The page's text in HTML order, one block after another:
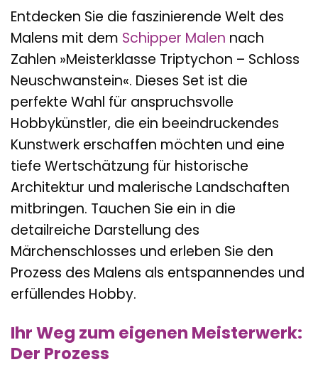
Entdecken Sie die faszinierende Welt des
Malens mit dem Schipper Malen nach
Zahlen »Meisterklasse Triptychon – Schloss
Neuschwanstein«. Dieses Set ist die
perfekte Wahl für anspruchsvolle
Hobbykünstler, die ein beeindruckendes
Kunstwerk erschaffen möchten und eine
tiefe Wertschätzung für historische
Architektur und malerische Landschaften
mitbringen. Tauchen Sie ein in die
detailreiche Darstellung des
Märchenschlosses und erleben Sie den
Prozess des Malens als entspannendes und
erfüllendes Hobby.
Ihr Weg zum eigenen Meisterwerk:
Der Prozess